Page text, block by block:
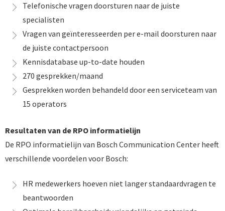
Telefonische vragen doorsturen naar de juiste
specialisten
Vragen van geïnteresseerden per e-mail doorsturen naar
de juiste contactpersoon
Kennisdatabase up-to-date houden
270 gesprekken/maand
Gesprekken worden behandeld door een serviceteam van
15 operators
Resultaten van de RPO informatielijn
De RPO informatielijn van Bosch Communication Center heeft
verschillende voordelen voor Bosch:
HR medewerkers hoeven niet langer standaardvragen te
beantwoorden